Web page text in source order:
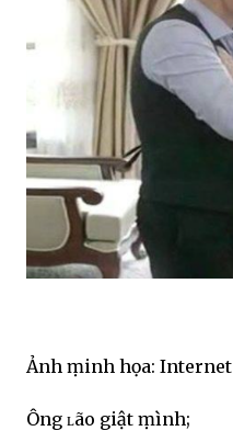
Ảnh ṃinh họa: Internet
Ông ʟão giật ṃình;